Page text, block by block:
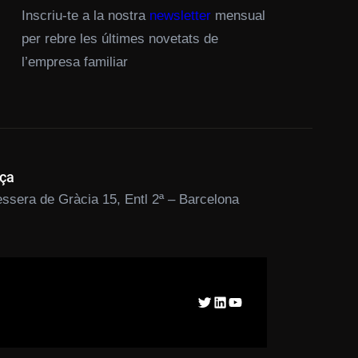
Inscriu-te a la nostra newslettermensual
per rebre les últimes novetats de
l’empresa familiar
de Gràcia 15, Entl 2ª – Barcelona
Twitter
LinkedIn
YouTube